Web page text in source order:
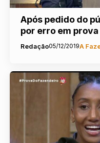
Após pedido do
por erro em prova
Redação05/12/2019A